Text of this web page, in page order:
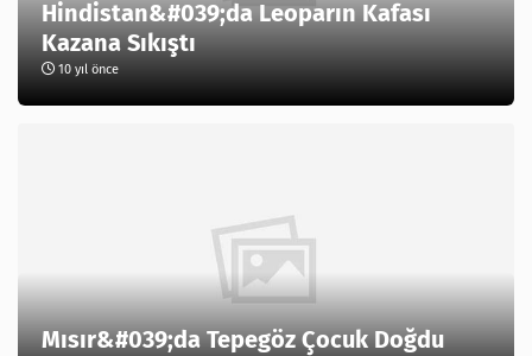
Hindistan&#039;da Leoparın Kafası
Kazana Sıkıştı
10 yıl önce
Mısır&#039;da Tepegöz Çocuk Doğdu